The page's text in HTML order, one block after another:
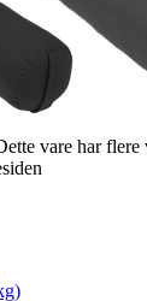
vare har